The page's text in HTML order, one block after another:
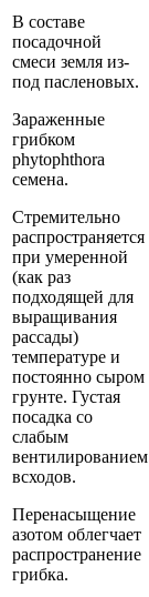
В составе
посадочной
смеси земля из-
под пасленовых.
Зараженные
грибком
phytophthora
семена.
Стремительно
распространяется
при умеренной
(как раз
подходящей для
выращивания
рассады)
температуре и
постоянно сыром
грунте. Густая
посадка со
слабым
вентилированием
всходов.
Перенасыщение
азотом облегчает
распространение
грибка.